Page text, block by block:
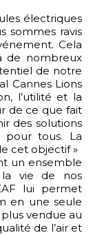
électriques
sommes ravis
Cela
de nombreux
de notre
Cannes Lions
l’utilité et la
de ce que fait
des solutions
pour tous. La
cet objectif »
un ensemble
la vie de nos
lui permet
en une seule
vendue au
de l’air et